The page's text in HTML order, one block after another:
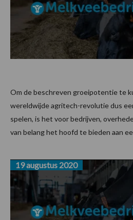
Om de beschreven groeipotentie te
wereldwijde agritech-revolutie dus
spelen, is het voor bedrijven,
van belang het hoofd te bieden aan
19 augustus 2020